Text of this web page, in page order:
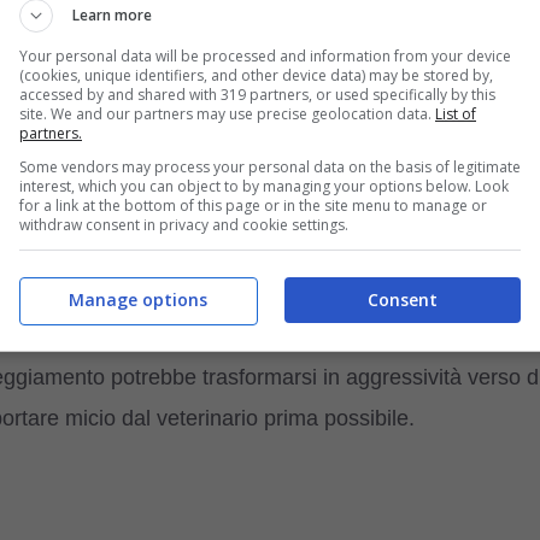
se fa i bisogni fuori dalla sua lettiera. Questo
lettiera potrebbe essere sporca, oppure potrebbe
casi è necessario portare
tempo a nascondersi sotto il letto o sopra i mobili,
potrebbe trasformarsi in aggressività verso
micio dal veterinario prima possibile.
Learn more
Your personal data will be processed and information from your device
(cookies, unique identifiers, and other device data) may be stored by,
accessed by and shared with 319 partners, or used specifically by this
site. We and our partners may use precise geolocation data. List of
partners.
Some vendors may process your personal data on the basis of legitimate
interest, which you can object to by managing your options below. Look
for a link at the bottom of this page or in the site menu to manage or
withdraw consent in privacy and cookie settings.
Consent
Manage options